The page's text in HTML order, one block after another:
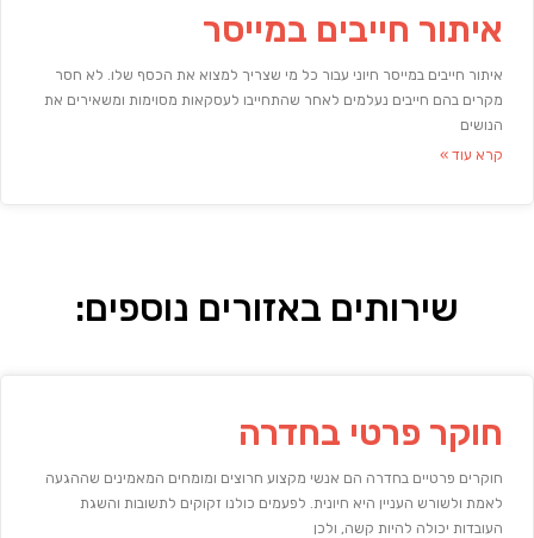
איתור חייבים במייסר
איתור חייבים במייסר חיוני עבור כל מי שצריך למצוא את הכסף שלו. לא חסר
מקרים בהם חייבים נעלמים לאחר שהתחייבו לעסקאות מסוימות ומשאירים את
הנושים
קרא עוד »
שירותים באזורים נוספים:
חוקר פרטי בחדרה
חוקרים פרטיים בחדרה הם אנשי מקצוע חרוצים ומומחים המאמינים שההגעה
לאמת ולשורש העניין היא חיונית. לפעמים כולנו זקוקים לתשובות והשגת
העובדות יכולה להיות קשה, ולכן